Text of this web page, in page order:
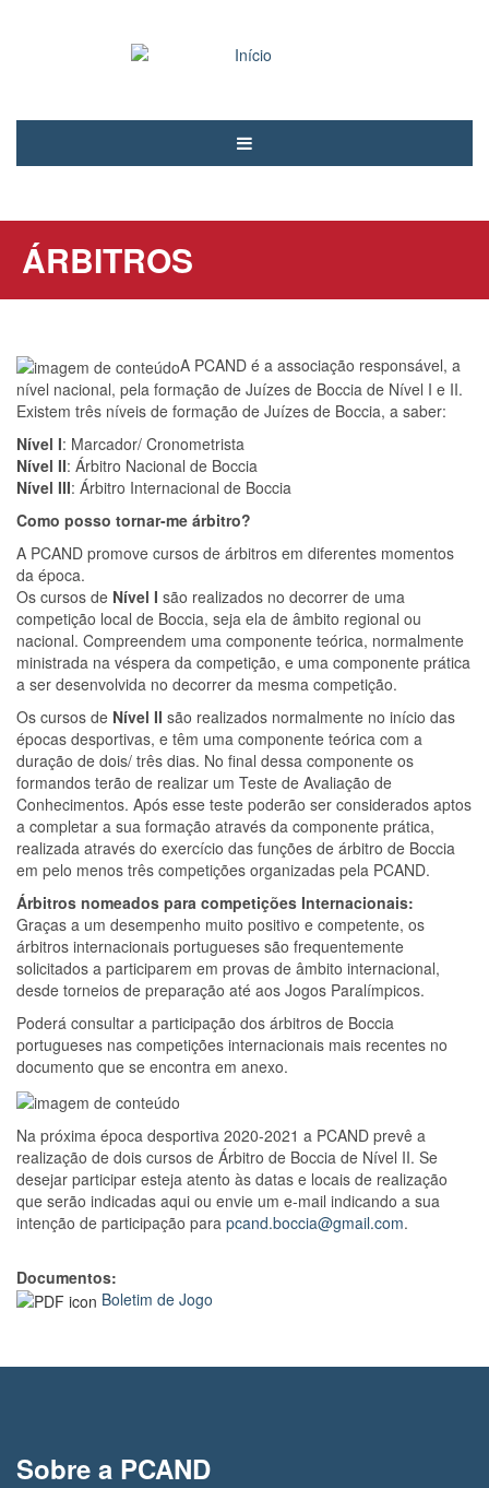
principal
PCAND
Associados
Árbitros
Voluntariado
Contactos
Entrar
ÁRBITROS
A PCAND é a associação responsável, a
nível nacional, pela formação de Juízes de Boccia de Nível I e II.
Existem três níveis de formação de Juízes de Boccia, a saber:
Nível I: Marcador/ Cronometrista
Nível II: Árbitro Nacional de Boccia
Nível III: Árbitro Internacional de Boccia
Como posso tornar-me árbitro?
A PCAND promove cursos de árbitros em diferentes momentos
da época.
Os cursos de Nível I são realizados no decorrer de uma
competição local de Boccia, seja ela de âmbito regional ou
nacional. Compreendem uma componente teórica, normalmente
ministrada na véspera da competição, e uma componente prática
a ser desenvolvida no decorrer da mesma competição.
Os cursos de Nível II são realizados normalmente no início das
épocas desportivas, e têm uma componente teórica com a
duração de dois/ três dias. No final dessa componente os
formandos terão de realizar um Teste de Avaliação de
Conhecimentos. Após esse teste poderão ser considerados aptos
a completar a sua formação através da componente prática,
realizada através do exercício das funções de árbitro de Boccia
em pelo menos três competições organizadas pela PCAND.
Árbitros nomeados para competições Internacionais:
Graças a um desempenho muito positivo e competente, os
árbitros internacionais portugueses são frequentemente
solicitados a participarem em provas de âmbito internacional,
desde torneios de preparação até aos Jogos Paralímpicos.
Poderá consultar a participação dos árbitros de Boccia
portugueses nas competições internacionais mais recentes no
documento que se encontra em anexo.
Na próxima época desportiva 2020-2021 a PCAND prevê a
realização de dois cursos de Árbitro de Boccia de Nível II. Se
desejar participar esteja atento às datas e locais de realização
que serão indicadas aqui ou envie um e-mail indicando a sua
intenção de participação para pcand.boccia@gmail.com.
Documentos:
Boletim de Jogo
Sobre a PCAND